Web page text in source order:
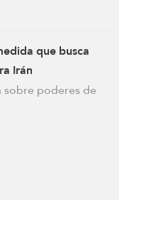
que busca
Irán
sobre poderes de